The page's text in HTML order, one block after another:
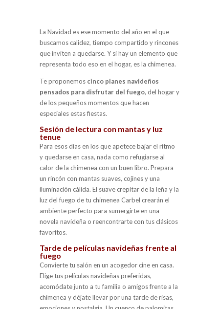
La Navidad es ese momento del año en el que
buscamos calidez, tiempo compartido y rincones
que inviten a quedarse. Y si hay un elemento que
representa todo eso en el hogar, es la chimenea.
Te proponemos cinco planes navideños
pensados para disfrutar del fuego, del hogar y
de los pequeños momentos que hacen
especiales estas fiestas.
Sesión de lectura con mantas y luz
tenue
Para esos días en los que apetece bajar el ritmo
y quedarse en casa, nada como refugiarse al
calor de la chimenea con un buen libro. Prepara
un rincón con mantas suaves, cojines y una
iluminación cálida. El suave crepitar de la leña y la
luz del fuego de tu chimenea Carbel crearán el
ambiente perfecto para sumergirte en una
novela navideña o reencontrarte con tus clásicos
favoritos.
Tarde de películas navideñas frente al
fuego
Convierte tu salón en un acogedor cine en casa.
Elige tus películas navideñas preferidas,
acomódate junto a tu familia o amigos frente a la
chimenea y déjate llevar por una tarde de risas,